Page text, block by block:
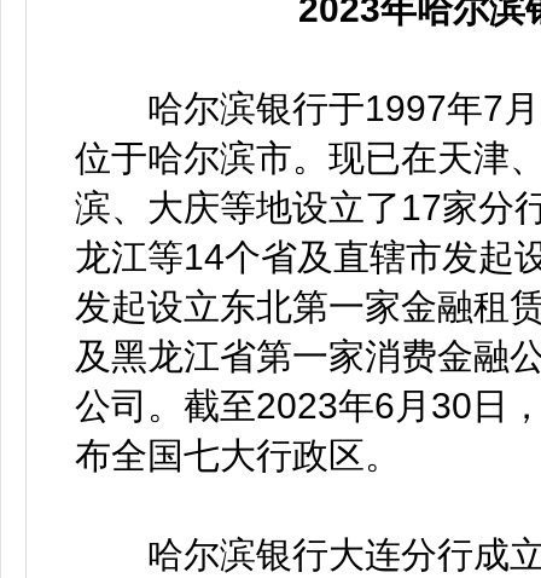
2023年哈尔滨
哈尔滨银行于1997年7月
位于哈尔滨市。现已在天津
滨、大庆等地设立了17家分
龙江等14个省及直辖市发起
发起设立东北第一家金融租
及黑龙江省第一家消费金融
公司。截至2023年6月30日
布全国七大行政区。
哈尔滨银行大连分行成立